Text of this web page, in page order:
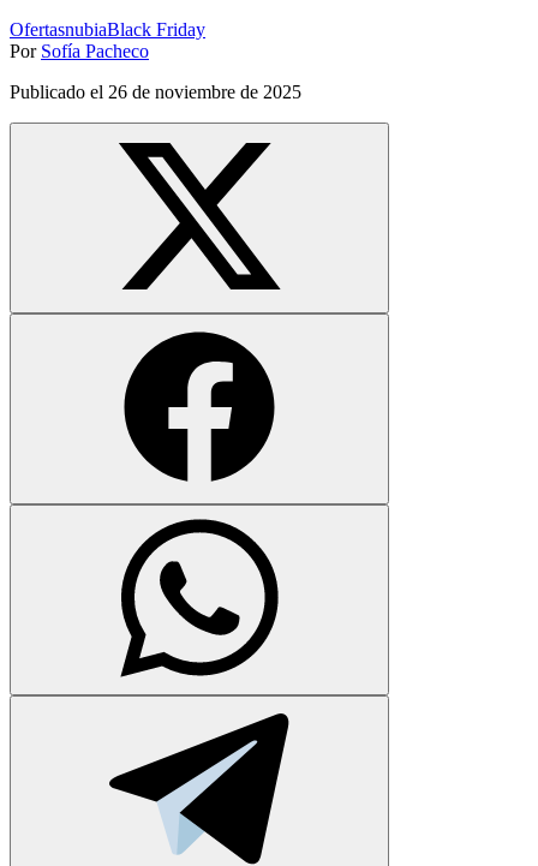
OfertasnubiaBlack Friday
Por Sofía Pacheco
Publicado el 26 de noviembre de 2025